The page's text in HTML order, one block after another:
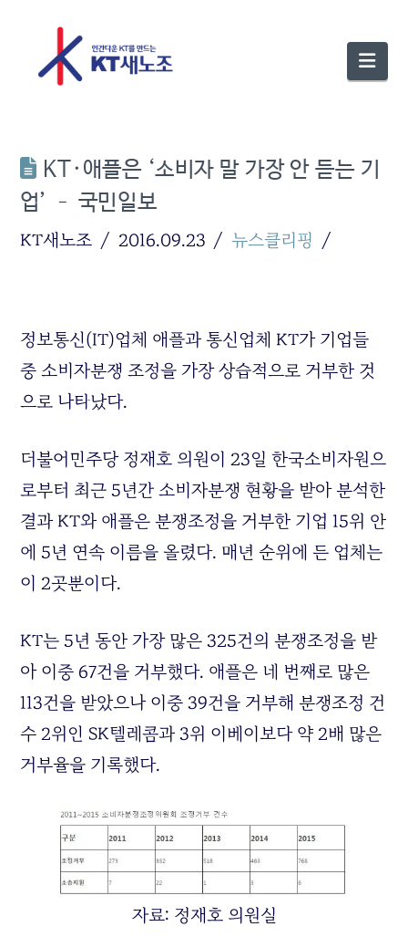
KT·애플은 ‘소비자 말 가장 안 듣는 기
업’ – 국민일보
KT새노조 2016.09.23 뉴스클리핑
정보통신(IT)업체 애플과 통신업체 KT가 기업들
중 소비자분쟁 조정을 가장 상습적으로 거부한 것
으로 나타났다.
더불어민주당 정재호 의원이 23일 한국소비자원으
로부터 최근 5년간 소비자분쟁 현황을 받아 분석한
결과 KT와 애플은 분쟁조정을 거부한 기업 15위 안
에 5년 연속 이름을 올렸다. 매년 순위에 든 업체는
이 2곳뿐이다.
KT는 5년 동안 가장 많은 325건의 분쟁조정을 받
아 이중 67건을 거부했다. 애플은 네 번째로 많은
113건을 받았으나 이중 39건을 거부해 분쟁조정 건
수 2위인 SK텔레콤과 3위 이베이보다 약 2배 많은
거부율을 기록했다.
자료: 정재호 의원실